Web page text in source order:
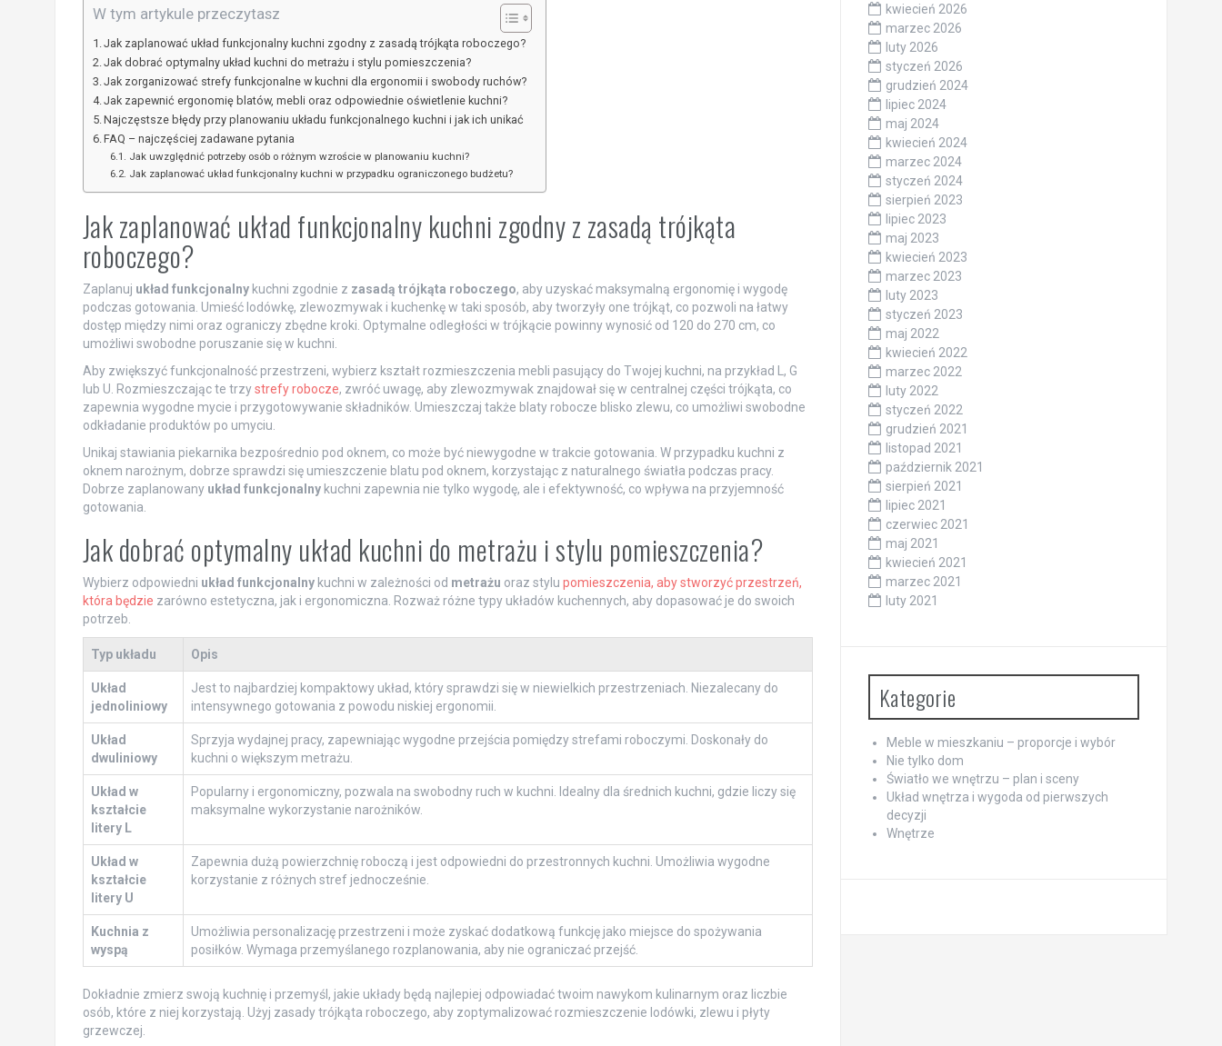
W tym artykule przeczytasz
Jak zaplanować układ funkcjonalny kuchni zgodny z zasadą trójkąta roboczego?
Jak dobrać optymalny układ kuchni do metrażu i stylu pomieszczenia?
Jak zorganizować strefy funkcjonalne w kuchni dla ergonomii i swobody ruchów?
Jak zapewnić ergonomię blatów, mebli oraz odpowiednie oświetlenie kuchni?
Najczęstsze błędy przy planowaniu układu funkcjonalnego kuchni i jak ich unikać
FAQ – najczęściej zadawane pytania
Jak uwzględnić potrzeby osób o różnym wzroście w planowaniu kuchni?
Jak zaplanować układ funkcjonalny kuchni w przypadku ograniczonego budżetu?
Jak zaplanować układ funkcjonalny kuchni zgodny z zasadą trójkąta
roboczego?
Zaplanuj układ funkcjonalnykuchni zgodnie z zasadą trójkąta roboczego, aby uzyskać maksymalną ergonomię i wygodę
podczas gotowania. Umieść lodówkę, zlewozmywak i kuchenkę w taki sposób, aby tworzyły one trójkąt, co pozwoli na łatwy
dostęp między nimi oraz ograniczy zbędne kroki. Optymalne odległości w trójkącie powinny wynosić od 120 do 270 cm, co
umożliwi swobodne poruszanie się w kuchni.
Aby zwiększyć funkcjonalność przestrzeni, wybierz kształt rozmieszczenia mebli pasujący do Twojej kuchni, na przykład L, G
lub U. Rozmieszczając te trzystrefy robocze, zwróć uwagę, aby zlewozmywak znajdował się w centralnej części trójkąta, co
zapewnia wygodne mycie i przygotowywanie składników. Umieszczaj także blaty robocze blisko zlewu, co umożliwi swobodne
odkładanie produktów po umyciu.
Unikaj stawiania piekarnika bezpośrednio pod oknem, co może być niewygodne w trakcie gotowania. W przypadku kuchni z
oknem narożnym, dobrze sprawdzi się umieszczenie blatu pod oknem, korzystając z naturalnego światła podczas pracy.
Dobrze zaplanowany układ funkcjonalnykuchni zapewnia nie tylko wygodę, ale i efektywność, co wpływa na przyjemność
gotowania.
Jak dobrać optymalny układ kuchni do metrażu i stylu pomieszczenia?
Wybierz odpowiedni układ funkcjonalnykuchni w zależności od metrażu oraz stylu pomieszczenia, aby stworzyć przestrzeń,
która będzie zarówno estetyczna, jak i ergonomiczna. Rozważ różne typy układów kuchennych, aby dopasować je do swoich
potrzeb.
Typ układu Opis
Układ
jednoliniowy
Jest to najbardziej kompaktowy układ, który sprawdzi się w niewielkich przestrzeniach. Niezalecany do
intensywnego gotowania z powodu niskiej ergonomii.
Układ
dwuliniowy
Sprzyja wydajnej pracy, zapewniając wygodne przejścia pomiędzy strefami roboczymi. Doskonały do
kuchni o większym metrażu.
Układ w
kształcie
litery L
Popularny i ergonomiczny, pozwala na swobodny ruch w kuchni. Idealny dla średnich kuchni, gdzie liczy się
maksymalne wykorzystanie narożników.
Układ w
kształcie
litery U
Zapewnia dużą powierzchnię roboczą i jest odpowiedni do przestronnych kuchni. Umożliwia wygodne
korzystanie z różnych stref jednocześnie.
Kuchnia z
wyspą
Umożliwia personalizację przestrzeni i może zyskać dodatkową funkcję jako miejsce do spożywania
posiłków. Wymaga przemyślanego rozplanowania, aby nie ograniczać przejść.
Dokładnie zmierz swoją kuchnię i przemyśl, jakie układy będą najlepiej odpowiadać twoim nawykom kulinarnym oraz liczbie
osób, które z niej korzystają. Użyj zasady trójkąta roboczego, aby zoptymalizować rozmieszczenie lodówki, zlewu i płyty
grzewczej.
kwiecień 2026
marzec 2026
luty 2026
styczeń 2026
grudzień 2024
lipiec 2024
maj 2024
kwiecień 2024
marzec 2024
styczeń 2024
sierpień 2023
lipiec 2023
maj 2023
kwiecień 2023
marzec 2023
luty 2023
styczeń 2023
maj 2022
kwiecień 2022
marzec 2022
luty 2022
styczeń 2022
grudzień 2021
listopad 2021
październik 2021
sierpień 2021
lipiec 2021
czerwiec 2021
maj 2021
kwiecień 2021
marzec 2021
luty 2021
Kategorie
Meble w mieszkaniu – proporcje i wybór
Nie tylko dom
Światło we wnętrzu – plan i sceny
Układ wnętrza i wygoda od pierwszych
decyzji
Wnętrze